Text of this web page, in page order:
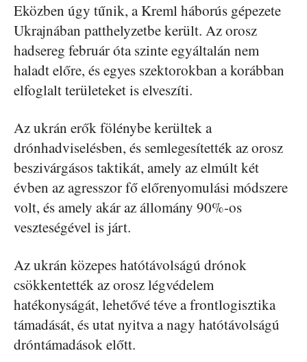
Eközben úgy tűnik, a Kreml háborús gépezete
Ukrajnában patthelyzetbe került. Az orosz
hadsereg február óta szinte egyáltalán nem
haladt előre, és egyes szektorokban a korábban
elfoglalt területeket is elveszíti.
Az ukrán erők fölénybe kerültek a
drónhadviselésben, és semlegesítették az orosz
beszivárgásos taktikát, amely az elmúlt két
évben az agresszor fő előrenyomulási módszere
volt, és amely akár az állomány 90%-os
veszteségével is járt.
Az ukrán közepes hatótávolságú drónok
csökkentették az orosz légvédelem
hatékonyságát, lehetővé téve a frontlogisztika
támadását, és utat nyitva a nagy hatótávolságú
dróntámadások előtt.